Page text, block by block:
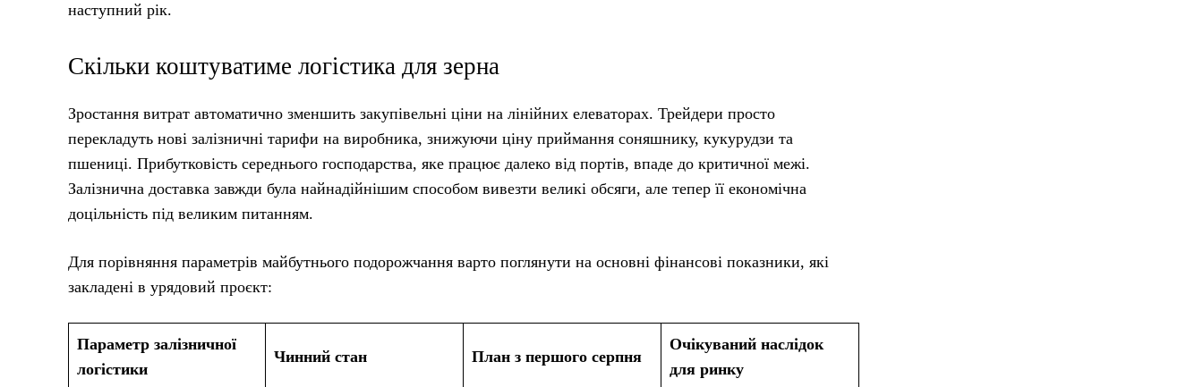
наступний рік.
Скільки коштуватиме логістика для зерна
Зростання витрат автоматично зменшить закупівельні ціни на лінійних елеваторах. Трейдери просто
перекладуть нові залізничні тарифи на виробника, знижуючи ціну приймання соняшнику, кукурудзи та
пшениці. Прибутковість середнього господарства, яке працює далеко від портів, впаде до критичної межі.
Залізнична доставка завжди була найнадійнішим способом вивезти великі обсяги, але тепер її економічна
доцільність під великим питанням.
Для порівняння параметрів майбутнього подорожчання варто поглянути на основні фінансові показники, які
закладені в урядовий проєкт:
Параметр залізничної
логістики
Чинний стан План з першого серпня
Очікуваний наслідок
для ринку